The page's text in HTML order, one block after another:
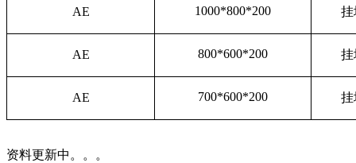
AE 1000*800*200 挂
AE 800*600*200 挂
AE 700*600*200 挂
资料更新中。。。